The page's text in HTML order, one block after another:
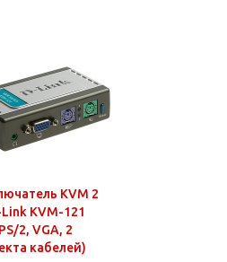
KVM 2
KVM-121
2, VGA, 2
кабелей)